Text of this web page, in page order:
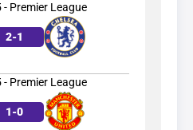
Premier League
2-1
Premier League
1-0